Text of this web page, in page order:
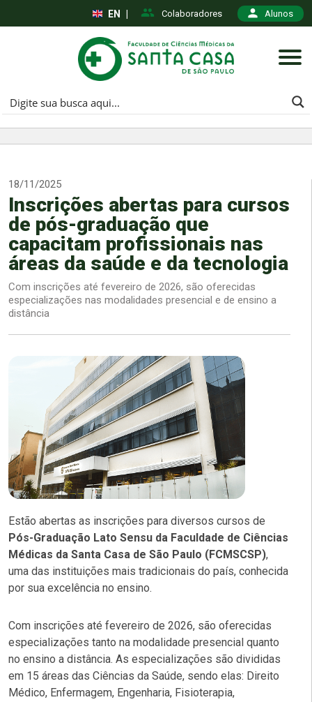
Colaboradores Alunos
EN
18/11/2025
Inscrições abertas para cursos
de pós-graduação que
capacitam profissionais nas
áreas da saúde e da tecnologia
Com inscrições até fevereiro de 2026, são oferecidas
especializações nas modalidades presencial e de ensino a
distância
Estão abertas as inscrições para diversos cursos de
Pós-Graduação Lato Sensu da Faculdade de Ciências
Médicas da Santa Casa de São Paulo (FCMSCSP),
uma das instituições mais tradicionais do país, conhecida
por sua excelência no ensino.
Com inscrições até fevereiro de 2026, são oferecidas
especializações tanto na modalidade presencial quanto
no ensino a distância. As especializações são divididas
em 15 áreas das Ciências da Saúde, sendo elas: Direito
Médico, Enfermagem, Engenharia, Fisioterapia,